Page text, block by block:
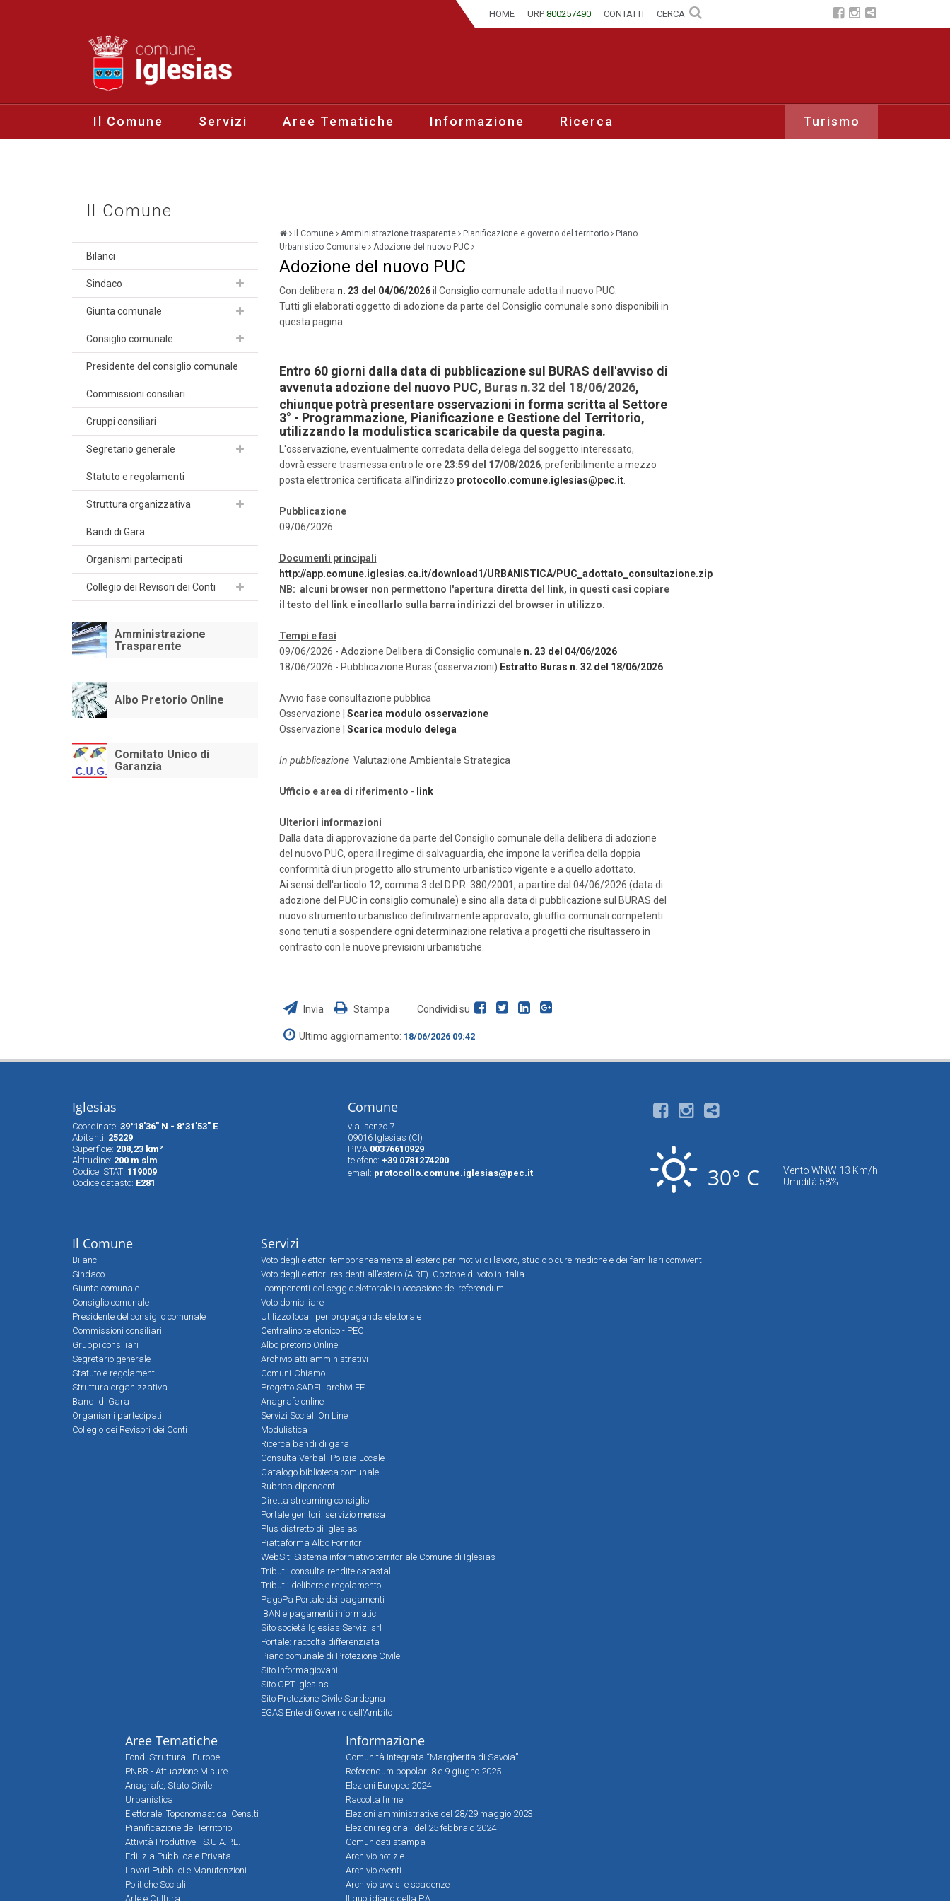
HOME URP 800257490 CONTATTI CERCA
Il Comune Servizi Aree Tematiche Informazione Turismo
Ricerca
Il Comune
Bilanci
Sindaco
Giunta comunale
Consiglio comunale
Presidente del consiglio comunale
Commissioni consiliari
Gruppi consiliari
Segretario generale
Statuto e regolamenti
Struttura organizzativa
Bandi di Gara
Organismi partecipati
Collegio dei Revisori dei Conti
Amministrazione
Trasparente
Albo Pretorio Online
Comitato Unico di
Garanzia
Il Comune Amministrazione trasparente Pianificazione e governo del territorio
Piano
Urbanistico Comunale
Adozione del nuovo PUC
Adozione del nuovo PUC
Con delibera n. 23 del 04/06/2026il Consiglio comunale adotta il nuovo PUC.
Tutti gli elaborati oggetto di adozione da parte del Consiglio comunale sono disponibili in
questa pagina.
Entro 60 giorni dalla data di pubblicazione sul BURAS dell'avviso di
avvenuta adozione del nuovo PUC, Buras n.32 del 18/06/2026,
chiunque potrà presentare osservazioni in forma scritta al Settore
3° - Programmazione, Pianificazione e Gestione del Territorio,
utilizzando la modulistica scaricabile da questa pagina.
L'osservazione, eventualmente corredata della delega del soggetto interessato,
dovrà essere trasmessa entro le ore 23:59 del 17/08/2026, preferibilmente a mezzo
posta elettronica certificata all'indirizzo protocollo.comune.iglesias@pec.it.
Pubblicazione
09/06/2026
Documenti principali
http://app.comune.iglesias.ca.it/download1/URBANISTICA/PUC_adottato_consultazione.zip
NB: alcuni browser non permettono l'apertura diretta del link, in questi casi copiare
il testo del link e incollarlo sulla barra indirizzi del browser in utilizzo.
Tempi e fasi
09/06/2026 - Adozione Delibera di Consiglio comunale n. 23 del 04/06/2026
18/06/2026 - Pubblicazione Buras (osservazioni) Estratto Buras n. 32 del 18/06/2026
Avvio fase consultazione pubblica
Osservazione | Scarica modulo osservazione
Osservazione | Scarica modulo delega
In pubblicazioneValutazione Ambientale Strategica
Ufficio e area di riferimento - link
Ulteriori informazioni
Dalla data di approvazione da parte del Consiglio comunale della delibera di adozione
del nuovo PUC, opera il regime di salvaguardia, che impone la verifica della doppia
conformità di un progetto allo strumento urbanistico vigente e a quello adottato.
Ai sensi dell'articolo 12, comma 3 del D.P.R. 380/2001, a partire dal 04/06/2026 (data di
adozione del PUC in consiglio comunale) e sino alla data di pubblicazione sul BURAS del
nuovo strumento urbanistico definitivamente approvato, gli uffici comunali competenti
sono tenuti a sospendere ogni determinazione relativa a progetti che risultassero in
contrasto con le nuove previsioni urbanistiche.
Invia Stampa Condividi su
Ultimo aggiornamento: 18/06/2026 09:42
Iglesias
Coordinate: 39°18'36" N - 8°31'53" E
Abitanti: 25229
Superfìcie: 208,23 km²
Altitudine: 200 m slm
Codice ISTAT: 119009
Codice catasto: E281
Comune
via Isonzo 7
09016 Iglesias (CI)
P.IVA 00376610929
telefono: +39 0781274200
email: protocollo.comune.iglesias@pec.it 30° C
Vento WNW 13 Km/h
Umidità 58%
Il Comune
Bilanci
Sindaco
Giunta comunale
Consiglio comunale
Presidente del consiglio comunale
Commissioni consiliari
Gruppi consiliari
Segretario generale
Statuto e regolamenti
Struttura organizzativa
Bandi di Gara
Organismi partecipati
Collegio dei Revisori dei Conti
Servizi
Voto degli elettori temporaneamente all’estero per motivi di lavoro, studio o cure mediche e dei familiari conviventi
Voto degli elettori residenti all’estero (AIRE). Opzione di voto in Italia
I componenti del seggio elettorale in occasione del referendum
Voto domiciliare
Utilizzo locali per propaganda elettorale
Centralino telefonico - PEC
Albo pretorio Online
Archivio atti amministrativi
Comuni-Chiamo
Progetto SADEL archivi EE.LL.
Anagrafe online
Servizi Sociali On Line
Modulistica
Ricerca bandi di gara
Consulta Verbali Polizia Locale
Catalogo biblioteca comunale
Rubrica dipendenti
Diretta streaming consiglio
Portale genitori: servizio mensa
Plus distretto di Iglesias
Piattaforma Albo Fornitori
WebSit: Sistema informativo territoriale Comune di Iglesias
Tributi: consulta rendite catastali
Tributi: delibere e regolamento
PagoPa Portale dei pagamenti
IBAN e pagamenti informatici
Sito società Iglesias Servizi srl
Portale: raccolta differenziata
Piano comunale di Protezione Civile
Sito Informagiovani
Sito CPT Iglesias
Sito Protezione Civile Sardegna
EGAS Ente di Governo dell'Ambito
Aree Tematiche
Fondi Strutturali Europei
PNRR - Attuazione Misure
Anagrafe, Stato Civile
Urbanistica
Elettorale, Toponomastica, Cens.ti
Pianificazione del Territorio
Attività Produttive - S.U.A.P.E.
Edilizia Pubblica e Privata
Lavori Pubblici e Manutenzioni
Politiche Sociali
Arte e Cultura
Informazione
Comunità Integrata “Margherita di Savoia”
Referendum popolari 8 e 9 giugno 2025
Elezioni Europee 2024
Raccolta firme
Elezioni amministrative del 28/29 maggio 2023
Elezioni regionali del 25 febbraio 2024
Comunicati stampa
Archivio notizie
Archivio eventi
Archivio avvisi e scadenze
Il quotidiano della P.A.